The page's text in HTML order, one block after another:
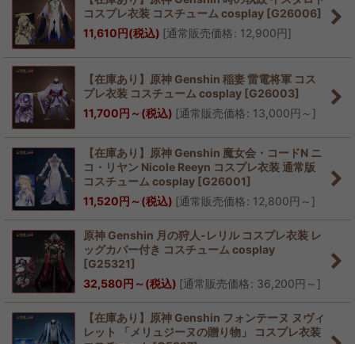
コスプレ衣装 コスチューム cosplay [G26006]
11,610円(税込) [通常販売価格: 12,900円]
【在庫あり】原神 Genshin 稲妻 雷電将軍 コス
プレ衣装 コスチューム cosplay [G26003]
11,700円 ～(税込) [通常販売価格: 13,000円 ～ ]
【在庫あり】原神 Genshin 魔女会・コードN ニ
コ・リヤン Nicole Reeyn コスプレ衣装 通常版
コスチューム cosplay [G26001]
11,520円 ～(税込) [通常販売価格: 12,800円 ～ ]
原神 Genshin 月の狩人-レリル コスプレ衣装 レ
ッグカバー付き コスチューム cosplay
[G25321]
32,580円 ～(税込) [通常販売価格: 36,200円 ～ ]
【在庫あり】原神 Genshin フォンテーヌ ヌヴィ
レット 「メリュジーヌの贈り物」 コスプレ衣装